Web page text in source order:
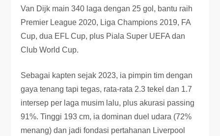
Van Dijk main 340 laga dengan 25 gol, bantu raih
Premier League 2020, Liga Champions 2019, FA
Cup, dua EFL Cup, plus Piala Super UEFA dan
Club World Cup.
Sebagai kapten sejak 2023, ia pimpin tim dengan
gaya tenang tapi tegas, rata-rata 2.3 tekel dan 1.7
intersep per laga musim lalu, plus akurasi passing
91%. Tinggi 193 cm, ia dominan duel udara (72%
menang) dan jadi fondasi pertahanan Liverpool